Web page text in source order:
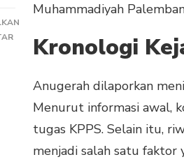
PADA
MAHASISWA
PETUGAS
PILKADA
MENINGGAL
MUARA
Muhammadiyah
Kronologi
Anugerah dilaporkan
Menurut informasi awal,
tugas KPPS. Selain itu,
menjadi salah satu faktor